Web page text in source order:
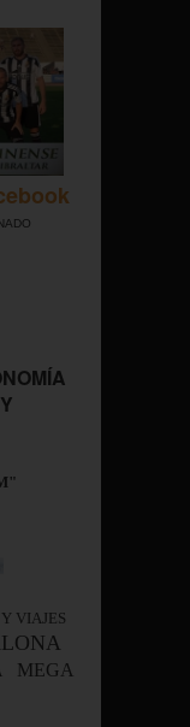
VIAJES
MEGA